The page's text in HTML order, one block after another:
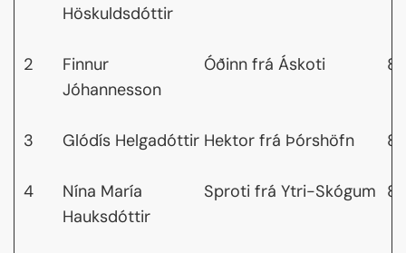
Höskuldsdóttir
2
Finnur
Jóhannesson
Óðinn frá Áskoti
3 Glódís Helgadóttir Hektor frá Þórshöfn
4
Nína María
Hauksdóttir
Sproti frá Ytri-Skógum